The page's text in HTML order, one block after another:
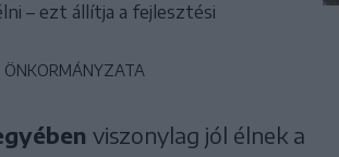
– ezt állítja a fejlesztési
ÖNKORMÁNYZATA
viszonylag jól élnek a